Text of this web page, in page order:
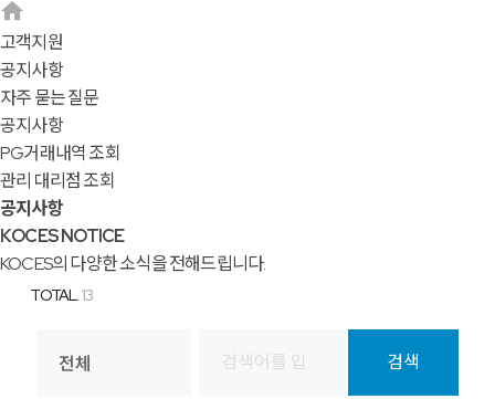
고객지원
공지사항
자주 묻는 질문
공지사항
PG거래내역 조회
관리 대리점 조회
공지사항
KOCES NOTICE
KOCES의 다양한 소식을 전해드립니다.
TOTAL.13